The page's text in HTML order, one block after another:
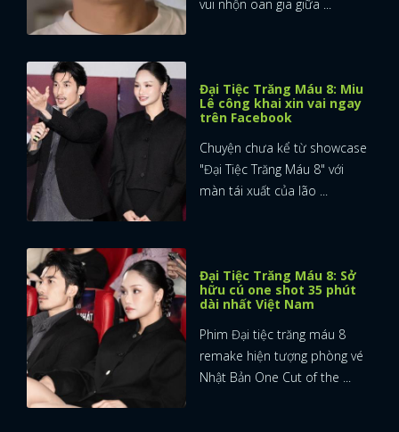
vui nhộn oan gia giữa ...
Đại Tiệc Trăng Máu 8: Miu
Lê công khai xin vai ngay
trên Facebook
Chuyện chưa kể từ showcase
"Đại Tiệc Trăng Máu 8" với
màn tái xuất của lão ...
Đại Tiệc Trăng Máu 8: Sở
hữu cú one shot 35 phút
dài nhất Việt Nam
Phim Đại tiệc trăng máu 8
remake hiện tượng phòng vé
Nhật Bản One Cut of the ...